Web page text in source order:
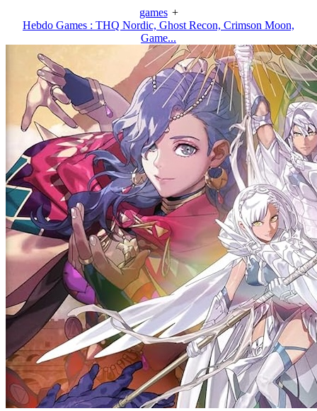
games +
Hebdo Games : THQ Nordic, Ghost Recon, Crimson Moon,
Game...